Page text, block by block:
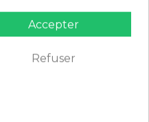
140 x 200 cm, 2 taies pour
Blanc
Accepter
Refuser